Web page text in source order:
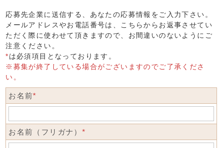
応募先企業に送信する、あなたの応募情報をご入力下さい。
メールアドレスやお電話番号は、こちらからお返事させてい
ただく際に使わせて頂きますので、お間違いのないようにご
注意ください。
*は必須項目となっております。
※募集が終了している場合がございますのでご了承くださ
い。
お名前*
お名前（フリガナ） *